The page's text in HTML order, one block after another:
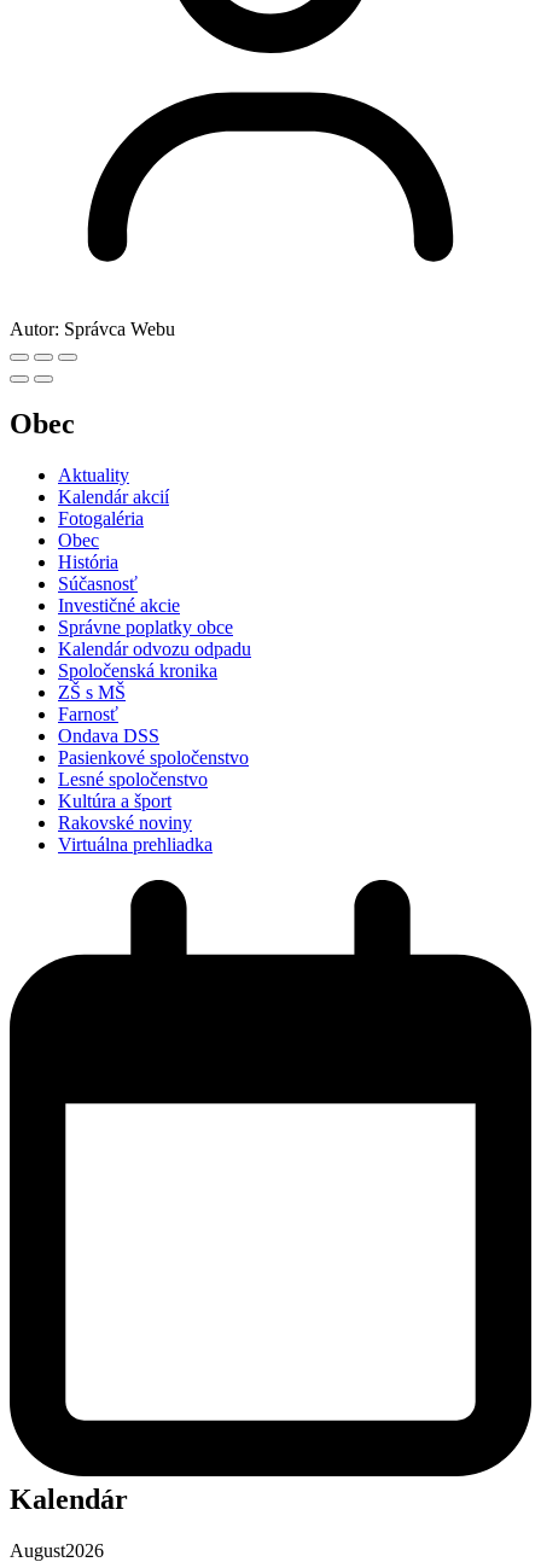
Autor: Správca Webu
Obec
Aktuality
Kalendár akcií
Fotogaléria
Obec
História
Súčasnosť
Investičné akcie
Správne poplatky obce
Kalendár odvozu odpadu
Spoločenská kronika
ZŠ s MŠ
Farnosť
Ondava DSS
Pasienkové spoločenstvo
Lesné spoločenstvo
Kultúra a šport
Rakovské noviny
Virtuálna prehliadka
Kalendár
August2026